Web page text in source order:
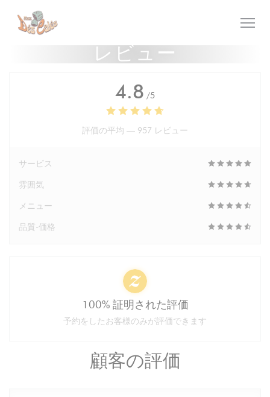
クッキー利用の管理について
レビュー
顧客の評価
4.8 /5
評価の平均 — 957 レビュー
サービス
雰囲気
メニュー
品質-価格
100% 証明された評価
予約をしたお客様のみが評価できます